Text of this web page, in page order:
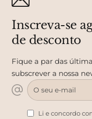
Inscreva-se
de desconto
Fique a par das
subscrever a nossa
O
seu
e-
mailLi e concordo